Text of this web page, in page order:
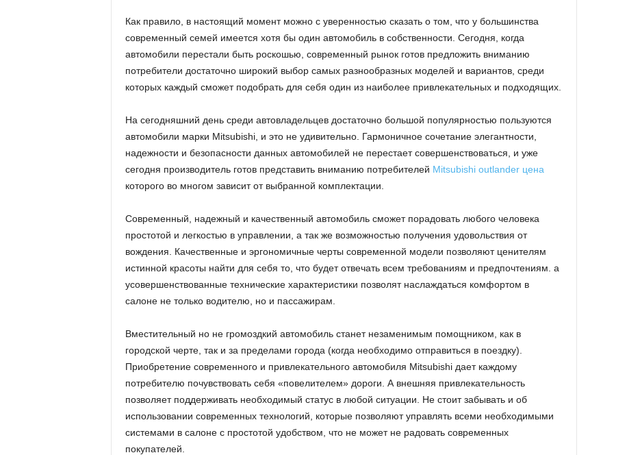
Как правило, в настоящий момент можно с уверенностью сказать о том, что у большинства
современный семей имеется хотя бы один автомобиль в собственности. Сегодня, когда
автомобили перестали быть роскошью, современный рынок готов предложить вниманию
потребители достаточно широкий выбор самых разнообразных моделей и вариантов, среди
которых каждый сможет подобрать для себя один из наиболее привлекательных и подходящих.
На сегодняшний день среди автовладельцев достаточно большой популярностью пользуются
автомобили марки Mitsubishi, и это не удивительно. Гармоничное сочетание элегантности,
надежности и безопасности данных автомобилей не перестает совершенствоваться, и уже
сегодня производитель готов представить вниманию потребителей Mitsubishi outlander цена
которого во многом зависит от выбранной комплектации.
Современный, надежный и качественный автомобиль сможет порадовать любого человека
простотой и легкостью в управлении, а так же возможностью получения удовольствия от
вождения. Качественные и эргономичные черты современной модели позволяют ценителям
истинной красоты найти для себя то, что будет отвечать всем требованиям и предпочтениям. а
усовершенствованные технические характеристики позволят наслаждаться комфортом в
салоне не только водителю, но и пассажирам.
Вместительный но не громоздкий автомобиль станет незаменимым помощником, как в
городской черте, так и за пределами города (когда необходимо отправиться в поездку).
Приобретение современного и привлекательного автомобиля Mitsubishi дает каждому
потребителю почувствовать себя «повелителем» дороги. А внешняя привлекательность
позволяет поддерживать необходимый статус в любой ситуации. Не стоит забывать и об
использовании современных технологий, которые позволяют управлять всеми необходимыми
системами в салоне с простотой удобством, что не может не радовать современных
покупателей.